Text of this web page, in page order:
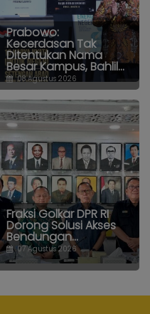
Prabowo:
Kecerdasan Tak
Ditentukan Nama
Besar Kampus, Bahlil...
08 Agustus 2026
Fraksi Golkar DPR RI
Dorong Solusi Akses
Bendungan...
07 Agustus 2026